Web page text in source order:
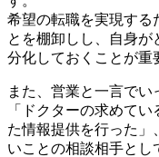
希望の転職を実現する
とを棚卸しし、自身
分化しておくことが重
また、営業と一言でい
「ドクターの求めて
た情報提供を行った」
いことの相談相手とし